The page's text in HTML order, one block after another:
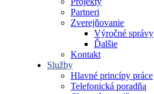
Partneri
Zverejňovanie
Výročné správy
Ďalšie
Kontakt
Služby
Hlavné princípy práce
Telefonická poradňa